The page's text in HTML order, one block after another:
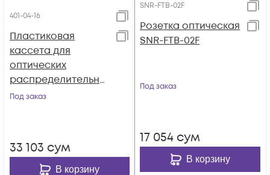
401-04-16
Пластиковая
кассета для
оптических
распределительны
х коробок 16 портов
Под заказ
33 103 сум
В корзину
SNR-FTB-02F
Розетка оптическая
SNR-FTB-02F
Под заказ
17 054 сум
В корзину